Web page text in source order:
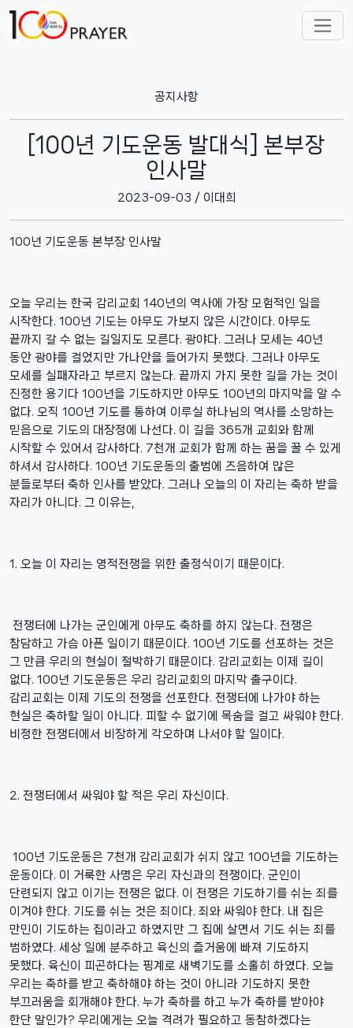
공지사항
[100년 기도운동 발대식] 본부장
인사말
2023-09-03 / 이대희
100년 기도운동 본부장 인사말
오늘 우리는 한국 감리교회 140년의 역사에 가장 모험적인 일을
시작한다. 100년 기도는 아무도 가보지 않은 시간이다. 아무도
끝까지 갈 수 없는 길일지도 모른다. 광야다. 그러나 모세는 40년
동안 광야를 걸었지만 가나안을 들어가지 못했다. 그러나 아무도
모세를 실패자라고 부르지 않는다. 끝까지 가지 못한 길을 가는 것이
진정한 용기다 100년을 기도하지만 아무도 100년의 마지막을 알 수
없다. 오직 100년 기도를 통하여 이루실 하나님의 역사를 소망하는
믿음으로 기도의 대장정에 나선다. 이 길을 365개 교회와 함께
시작할 수 있어서 감사하다. 7천개 교회가 함께 하는 꿈을 꿀 수 있게
하셔서 감사하다. 100년 기도운동의 출범에 즈음하여 많은
분들로부터 축하 인사를 받았다. 그러나 오늘의 이 자리는 축하 받을
자리가 아니다. 그 이유는,
1. 오늘 이 자리는 영적전쟁을 위한 출정식이기 때문이다.
전쟁터에 나가는 군인에게 아무도 축하를 하지 않는다. 전쟁은
참담하고 가슴 아픈 일이기 때문이다. 100년 기도를 선포하는 것은
그 만큼 우리의 현실이 절박하기 때문이다. 감리교회는 이제 길이
없다. 100년 기도운동은 우리 감리교회의 마지막 출구이다.
감리교회는 이제 기도의 전쟁을 선포한다. 전쟁터에 나가야 하는
현실은 축하할 일이 아니다. 피할 수 없기에 목숨을 걸고 싸워야 한다.
비정한 전쟁터에서 비장하게 각오하며 나서야 할 일이다.
2. 전쟁터에서 싸워야 할 적은 우리 자신이다.
100년 기도운동은 7천개 감리교회가 쉬지 않고 100년을 기도하는
운동이다. 이 거룩한 사명은 우리 자신과의 전쟁이다. 군인이
단련되지 않고 이기는 전쟁은 없다. 이 전쟁은 기도하기를 쉬는 죄를
이겨야 한다. 기도를 쉬는 것은 죄이다. 죄와 싸워야 한다. 내 집은
만민이 기도하는 집이라고 하였지만 그 집에 살면서 기도 쉬는 죄를
범하였다. 세상 일에 분주하고 육신의 즐거움에 빠져 기도하지
못했다. 육신이 피곤하다는 핑계로 새벽기도를 소홀히 하였다. 오늘
우리는 축하를 받고 축하해야 하는 것이 아니라 기도하지 못한
부끄러움을 회개해야 한다. 누가 축하를 하고 누가 축하를 받아야
한단 말인가? 우리에게는 오늘 격려가 필요하고 동참하겠다는